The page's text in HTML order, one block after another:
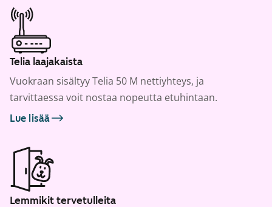
Telia laajakaista
Vuokraan sisältyy Telia 50 M nettiyhteys, ja
tarvittaessa voit nostaa nopeutta etuhintaan.
Lue lisää
Lemmikit tervetulleita